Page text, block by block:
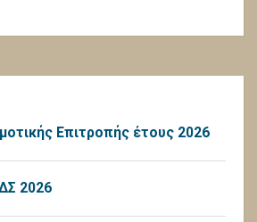
Επιτροπής έτους 2026
2026